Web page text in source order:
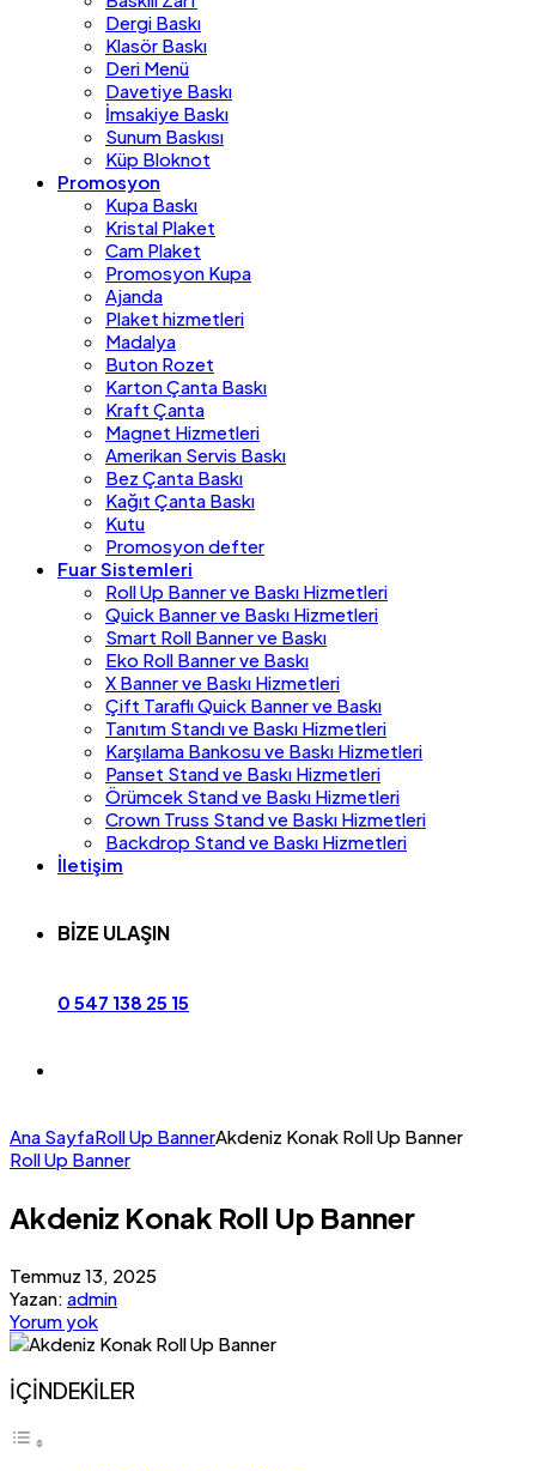
Dergi Baskı
Klasör Baskı
Deri Menü
Davetiye Baskı
İmsakiye Baskı
Sunum Baskısı
Küp Bloknot
Promosyon
Kupa Baskı
Kristal Plaket
Cam Plaket
Promosyon Kupa
Ajanda
Plaket hizmetleri
Madalya
Buton Rozet
Karton Çanta Baskı
Kraft Çanta
Magnet Hizmetleri
Amerikan Servis Baskı
Bez Çanta Baskı
Kağıt Çanta Baskı
Kutu
Promosyon defter
Fuar Sistemleri
Roll Up Banner ve Baskı Hizmetleri
Quick Banner ve Baskı Hizmetleri
Smart Roll Banner ve Baskı
Eko Roll Banner ve Baskı
X Banner ve Baskı Hizmetleri
Çift Taraflı Quick Banner ve Baskı
Tanıtım Standı ve Baskı Hizmetleri
Karşılama Bankosu ve Baskı Hizmetleri
Panset Stand ve Baskı Hizmetleri
Örümcek Stand ve Baskı Hizmetleri
Crown Truss Stand ve Baskı Hizmetleri
Backdrop Stand ve Baskı Hizmetleri
İletişim
BİZE ULAŞIN
0 547 138 25 15
Ana SayfaRoll Up BannerAkdeniz Konak Roll Up Banner
Roll Up Banner
Akdeniz Konak Roll Up Banner
Temmuz 13, 2025
Yazan: admin
Yorum yok
İÇİNDEKİLER